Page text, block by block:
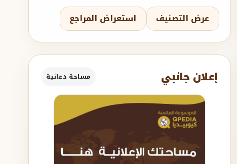
عرض التصنيف استعراض المراجع
إعلان جانبي مساحة دعائية